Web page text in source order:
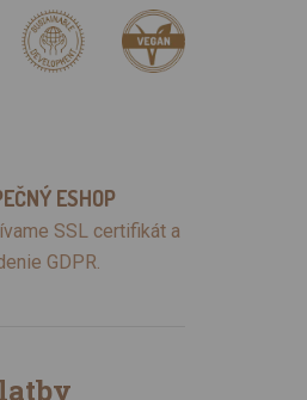
ESHOP
SSL certifikát a
GDPR.